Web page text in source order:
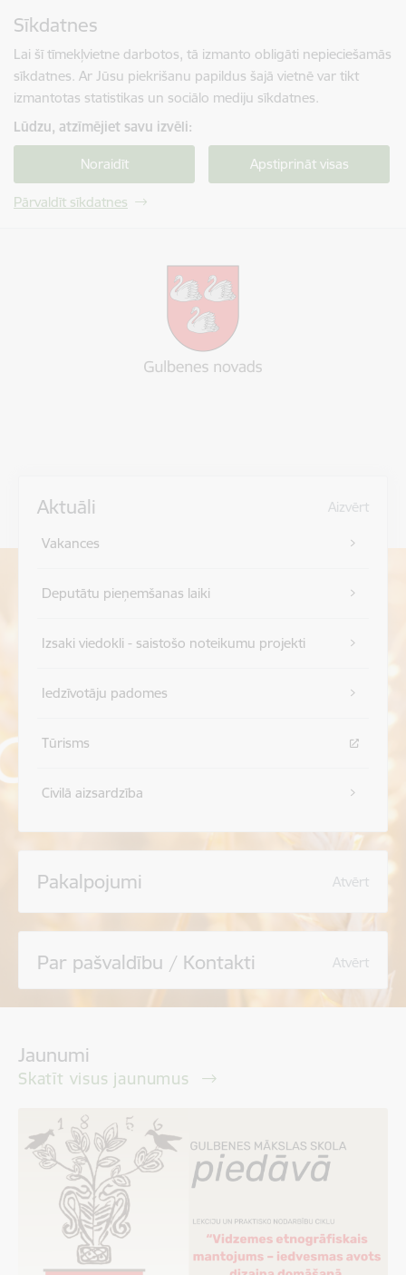
Sīkdatnes
Lai šī tīmekļvietne darbotos, tā izmanto obligāti nepieciešamās
sīkdatnes. Ar Jūsu piekrišanu papildus šajā vietnē var tikt
izmantotas statistikas un sociālo mediju sīkdatnes.
Lūdzu, atzīmējiet savu izvēli:
Noraidīt Apstiprināt visas
Pārvaldīt sīkdatnes
Aktuāli Aizvērt
Vakances
Deputātu pieņemšanas laiki
Izsaki viedokli - saistošo noteikumu projekti
Iedzīvotāju padomes
Tūrisms
Civilā aizsardzība
Pakalpojumi Atvērt
Par pašvaldību / Kontakti Atvērt
Jaunumi
Skatīt visus jaunumus